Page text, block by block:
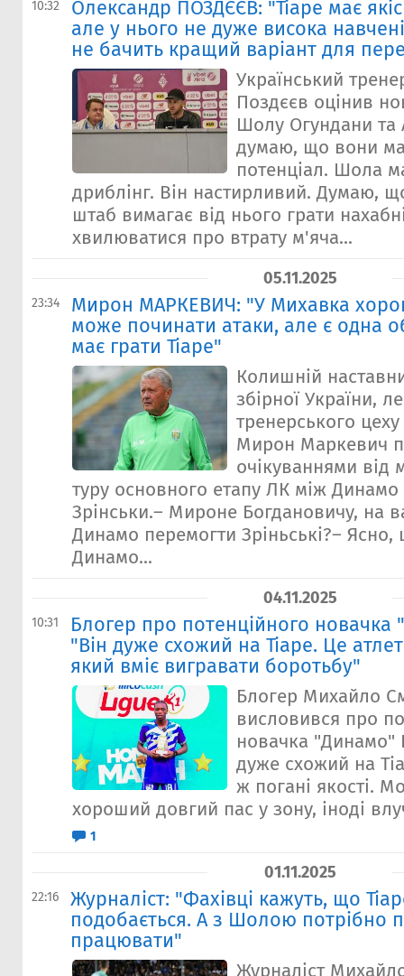
10:32
Олександр ПОЗДЄЄВ: "Тіаре має
але у нього не дуже висока
не бачить кращий варіант для
Український
Поздєєв оцінив
Шолу Огундани та
думаю, що вони
потенціал. Шола
дриблінг. Він настирливий. Думаю,
штаб вимагає від нього грати
хвилюватися про втрату м'яча...
05.11.2025
23:34
Мирон МАРКЕВИЧ: "У Михавка
може починати атаки, але є одна
має грати Тіаре"
Колишній
збірної України,
тренерського
Мирон Маркевич
очікуваннями від
туру основного етапу ЛК між Динамо
Зрінськи.– Мироне Богдановичу, на
Динамо перемогти Зріньські?–
Динамо...
04.11.2025
10:31
Блогер про потенційного новачка
"Він дуже схожий на Тіаре. Це
який вміє вигравати боротьбу"
Блогер Михайло
висловився про
новачка "Динамо"
дуже схожий на
ж погані якості.
хороший довгий пас у зону, іноді
1
01.11.2025
22:16
Журналіст: "Фахівці кажуть, що
подобається. А з Шолою потрібно
працювати"
Журналіст